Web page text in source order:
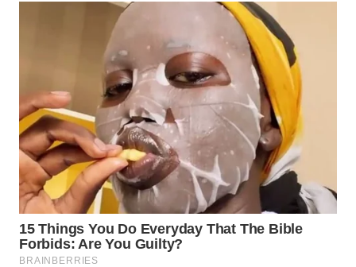
WAHANANEWS
WAHANA
SPORT
WAHANA
UMKM
WAHANA
SELEB